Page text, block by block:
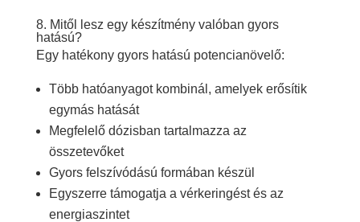
8. Mitől lesz egy készítmény valóban gyors
hatású?
Egy hatékony gyors hatású potencianövelő:
Több hatóanyagot kombinál, amelyek erősítik
egymás hatását
Megfelelő dózisban tartalmazza az
összetevőket
Gyors felszívódású formában készül
Egyszerre támogatja a vérkeringést és az
energiaszintet